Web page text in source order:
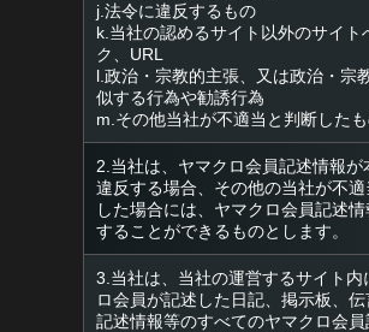
j.法令に違反するもの
k.当社の認めるサイト以外のサイト
ク、URL
l.政治・宗教的主張、又は政治・宗
似する行為や勧誘行為
m.その他当社が不適当と判断した
2.当社は、ヤマクロ会員記述情報が
違反する場合、その他の当社が不
した場合には、ヤマクロ会員記述
することができるものとします。
3.当社は、当社の運営するサイト内
ロ会員が記述した日記、掲示板、
記述情報等のすべてのヤマクロ会員